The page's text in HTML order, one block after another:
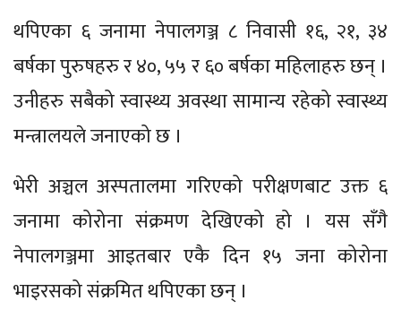
थपिएका ६ जनामा नेपालगञ्ज ८ निवासी १६, २१, ३४
बर्षका पुरुषहरु र ४०, ५५ र ६० बर्षका महिलाहरु छन् ।
उनीहरु सबैको स्वास्थ्य अवस्था सामान्य रहेको स्वास्थ्य
मन्त्रालयले जनाएको छ ।
भेरी अञ्चल अस्पतालमा गरिएको परीक्षणबाट उक्त ६
जनामा कोरोना संक्रमण देखिएको हो । यस सँगै
नेपालगञ्जमा आइतबार एकै दिन १५ जना कोरोना
भाइरसको संक्रमित थपिएका छन् ।